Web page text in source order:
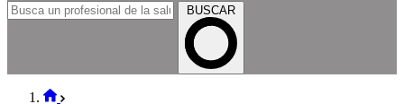
BUSCAR